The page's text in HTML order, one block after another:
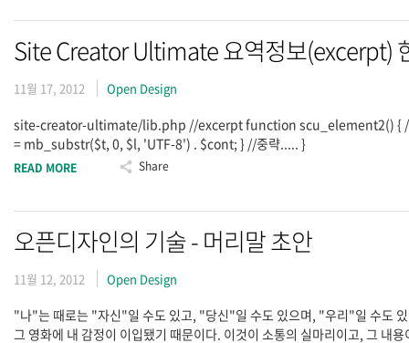
Site Creator Ultimate 요역정보(excerpt)
11월 17, 2012 Open Design
site-creator-ultimate/lib.php //excerpt function scu_element2() {
= mb_substr($t, 0, $l, 'UTF-8') . $cont; } //중략..... }
READ MORE Share
오픈디자인의 기술 - 머리말 초안
11월 12, 2012 Open Design
"나"는 때로는 "자신"일 수도 있고, "당신"일 수도 있으며, "우리"일 수도
그 영화에 내 감정이 이입됐기 때문이다. 이것이 소통의 실마리이고, 그 내